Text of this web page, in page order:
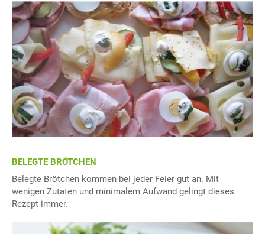
BELEGTE BRÖTCHEN
Belegte Brötchen kommen bei jeder Feier gut an. Mit
wenigen Zutaten und minimalem Aufwand gelingt dieses
Rezept immer.